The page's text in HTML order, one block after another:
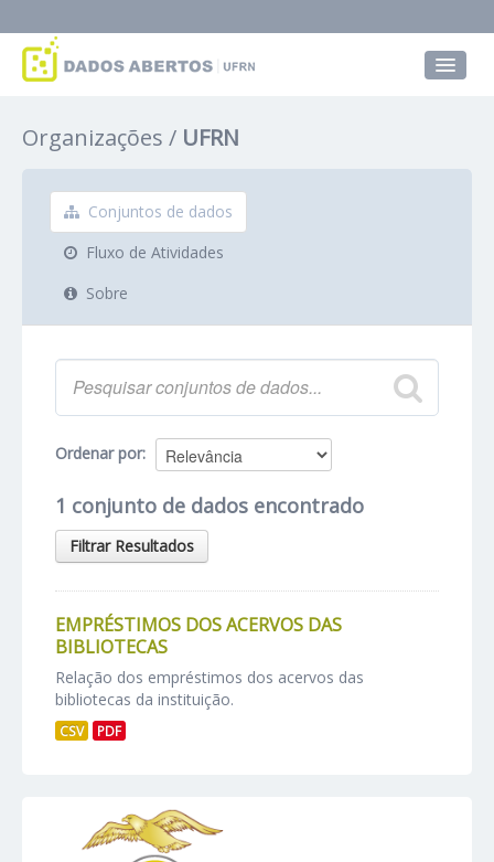
Grupos
Sobre
Organizações UFRN
Conjuntos de dados
Fluxo de Atividades
Sobre
Ordenar por
1 conjunto de dados encontrado
Filtrar Resultados
EMPRÉSTIMOS DOS ACERVOS DAS
BIBLIOTECAS
Relação dos empréstimos dos acervos das
bibliotecas da instituição.
CSV PDF